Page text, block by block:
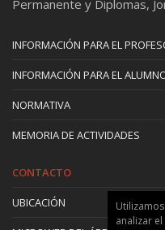
Permanente y Diplomas,
INFORMACIÓN PARA EL
INFORMACIÓN PARA EL
NORMATIVA
MEMORIA DE ACTIVIDADES
CONTACTO
UBICACIÓN
analizar